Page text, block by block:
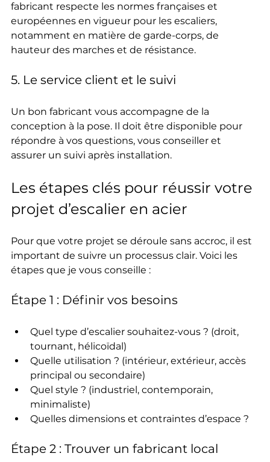
fabricant respecte les normes françaises et
européennes en vigueur pour les escaliers,
notamment en matière de garde-corps, de
hauteur des marches et de résistance.
5. Le service client et le suivi
Un bon fabricant vous accompagne de la
conception à la pose. Il doit être disponible pour
répondre à vos questions, vous conseiller et
assurer un suivi après installation.
Les étapes clés pour réussir votre
projet d’escalier en acier
Pour que votre projet se déroule sans accroc, il est
important de suivre un processus clair. Voici les
étapes que je vous conseille :
Étape 1 : Définir vos besoins
Quel type d’escalier souhaitez-vous ? (droit,
tournant, hélicoïdal)
Quelle utilisation ? (intérieur, extérieur, accès
principal ou secondaire)
Quel style ? (industriel, contemporain,
minimaliste)
Quelles dimensions et contraintes d’espace ?
Étape 2 : Trouver un fabricant local